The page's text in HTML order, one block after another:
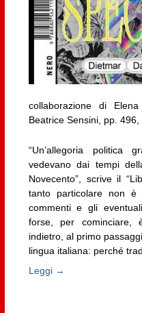
collaborazione di
Beatrice Sensini, pp.
“Un’allegoria politica
vedevano dai tempi
Novecento”, scrive il
tanto particolare non
commenti e gli
forse, per cominciare,
indietro, al primo
lingua italiana: perché
Leggi →